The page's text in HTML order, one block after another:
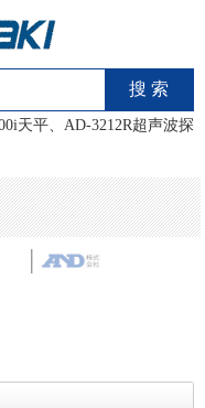
天平、AD-3212R超声波探